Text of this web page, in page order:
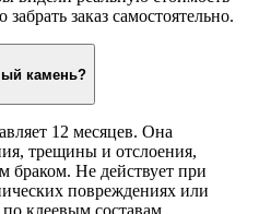
заказ самостоятельно.
камень?
12 месяцев. Она
трещины и отслоения,
браком. Не действует при
повреждениях или